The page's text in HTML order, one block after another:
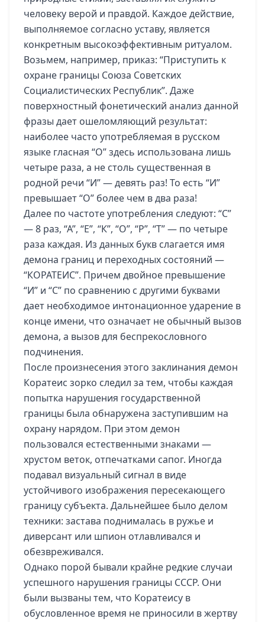
человеку верой и правдой. Каждое действие,
выполняемое согласно уставу, является
конкретным высокоэффективным ритуалом.
Возьмем, например, приказ: “Приступить к
охране границы Союза Советских
Социалистических Республик”. Даже
поверхностный фонетический анализ данной
фразы дает ошеломляющий результат:
наиболее часто употребляемая в русском
языке гласная “О” здесь использована лишь
четыре раза, а не столь существенная в
родной речи “И” — девять раз! То есть “И”
превышает “О” более чем в два раза!
Далее по частоте употребления следуют: “С”
— 8 раз, “А”, “Е”, “К”, “О”, “Р”, “Т” — по четыре
раза каждая. Из данных букв слагается имя
демона границ и переходных состояний —
“КОРАТЕИС”. Причем двойное превышение
“И” и “С” по сравнению с другими буквами
дает необходимое интонационное ударение в
конце имени, что означает не обычный вызов
демона, а вызов для беспрекословного
подчинения.
После произнесения этого заклинания демон
Коратеис зорко следил за тем, чтобы каждая
попытка нарушения государственной
границы была обнаружена заступившим на
охрану нарядом. При этом демон
пользовался естественными знаками —
хрустом веток, отпечатками сапог. Иногда
подавал визуальный сигнал в виде
устойчивого изображения пересекающего
границу субъекта. Дальнейшее было делом
техники: застава поднималась в ружье и
диверсант или шпион отлавливался и
обезвреживался.
Однако порой бывали крайне редкие случаи
успешного нарушения границы СССР. Они
были вызваны тем, что Коратеису в
обусловленное время не приносили в жертву